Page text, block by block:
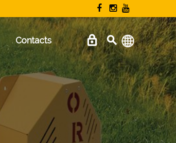
Contacts